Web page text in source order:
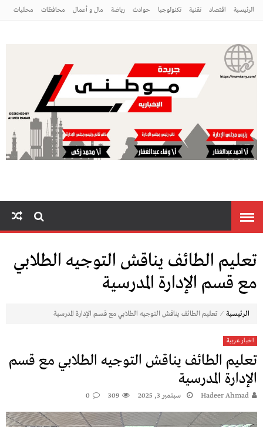
الرئيسية اقتصاد تقنية تكنولوجيا حوادث رياضة مال و أعمال محافظات محليات
تعليم الطائف يناقش التوجيه الطلابي
مع قسم الإدارة المدرسية
الرئيسية ⁄ تعليم الطائف يناقش التوجيه الطلابي مع قسم الإدارة المدرسية
اخبار عربية
تعليم الطائف يناقش التوجيه الطلابي مع قسم
الإدارة المدرسية
Hadeer Ahmad سبتمبر 3, 2025 309
0